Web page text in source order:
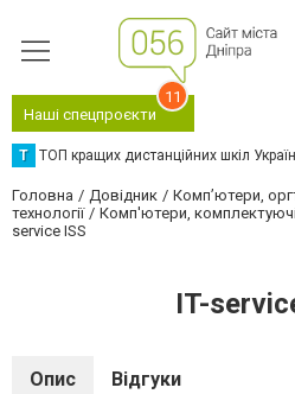
Наші спецпроєкти
11
Т ТОП кращих дистанційних шкіл
Головна Довідник
Комп’ютери,
технології
Комп'ютери,
service ISS
IT-
Опис Відгуки